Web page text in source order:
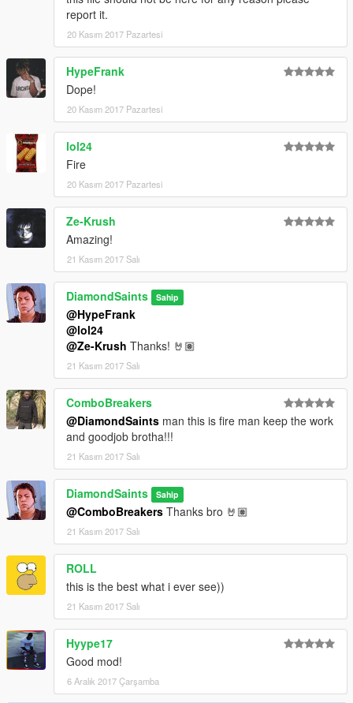
report it.
20 Kasım 2017 Pazartesi
HypeFrank
Dope!
20 Kasım 2017 Pazartesi
lol24
Fire
20 Kasım 2017 Pazartesi
Ze-Krush
Amazing!
21 Kasım 2017 Salı
DiamondSaints Sahip
@HypeFrank
@lol24
@Ze-Krush Thanks! 🤘🏽
21 Kasım 2017 Salı
ComboBreakers
@DiamondSaints man this is fire man keep the work
and goodjob brotha!!!
21 Kasım 2017 Salı
DiamondSaints Sahip
@ComboBreakers Thanks bro 🤘🏽
21 Kasım 2017 Salı
ROLL
this is the best what i ever see))
21 Kasım 2017 Salı
Hyype17
Good mod!
6 Aralık 2017 Çarşamba